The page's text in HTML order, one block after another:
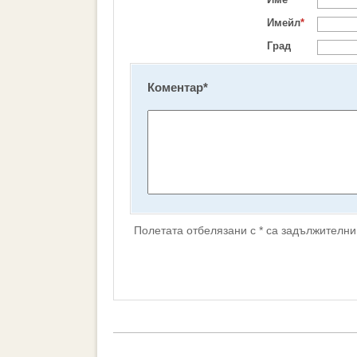
Имейл*
Град
Коментар*
Полетата отбелязани с * са задължителни